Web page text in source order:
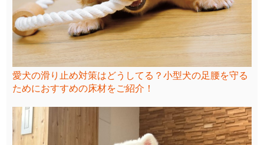
愛犬の滑り止め対策はどうしてる？小型犬の足腰を守る
ためにおすすめの床材をご紹介！